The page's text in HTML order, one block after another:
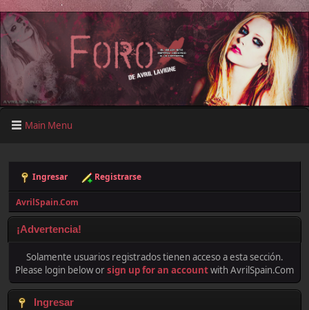
Main Menu
Ingresar Registrarse
AvrilSpain.Com
¡Advertencia!
Solamente usuarios registrados tienen acceso a esta sección.
Please login below orsign up for an accountwith AvrilSpain.Com
Ingresar